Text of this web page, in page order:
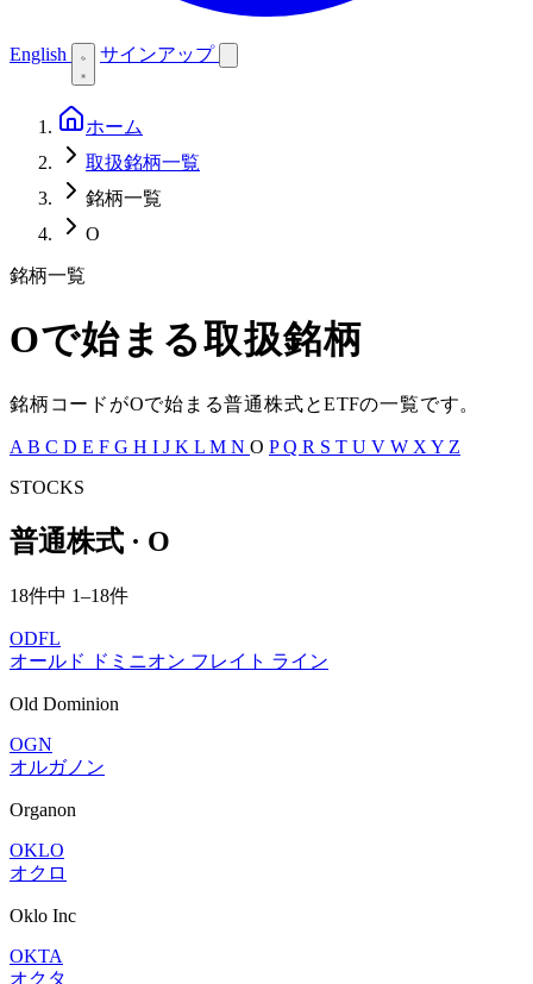
English サインアップ
ホーム
取扱銘柄一覧
銘柄一覧
O
銘柄一覧
Oで始まる取扱銘柄
銘柄コードがOで始まる普通株式とETFの一覧です。
A B C D E F G H I J K L M N O PQ R S T U V W X Y Z
STOCKS
普通株式 · O
18件中 1–18件
ODFL
オールド ドミニオン フレイト ライン
Old Dominion
OGN
オルガノン
Organon
OKLO
オクロ
Oklo Inc
OKTA
オクタ